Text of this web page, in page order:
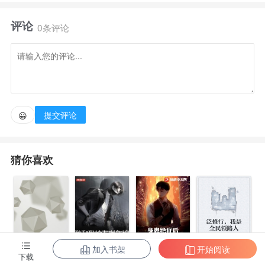
宁城出了两个大新闻，一是邢家闹了出真假少爷，
真少爷是乡下长大的泥腿子，假少爷是豪门里的天子
二是邢裴两家联姻，裴家也使一出狸猫换千金，
叫养女嫁给脾气暴躁的真少爷，裴小姐嫁温柔矜贵的
假少爷。
真少爷当天就把婚礼现场砸了。
养女骆槐已经预见自己婚后的水深火热，等来的却
评论 0条评论
😀 提交评论
猜你喜欢
都市第一至尊 我和我的古代
身患绝症后，
泛修行，我是
下载
加入书架 开始阅读